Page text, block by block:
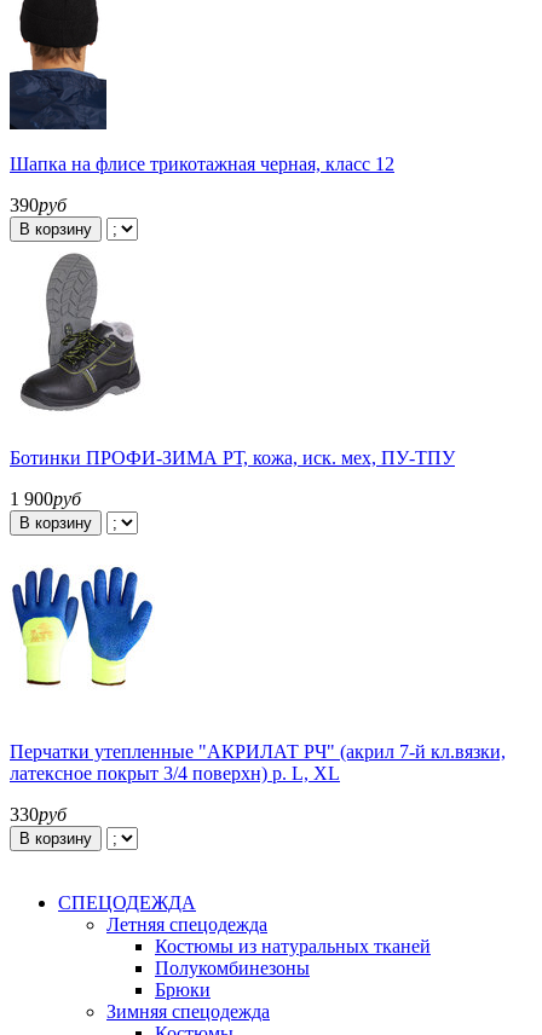
Шапка на флисе трикотажная черная, класс 12
390руб
В корзину
Ботинки ПРОФИ-ЗИМА РТ, кожа, иск. мех, ПУ-ТПУ
1 900руб
В корзину
Перчатки утепленные "АКРИЛАТ РЧ" (акрил 7-й кл.вязки,
латексное покрыт 3/4 поверхн) р. L, XL
330руб
В корзину
СПЕЦОДЕЖДА
Летняя спецодежда
Костюмы из натуральных тканей
Полукомбинезоны
Брюки
Зимняя спецодежда